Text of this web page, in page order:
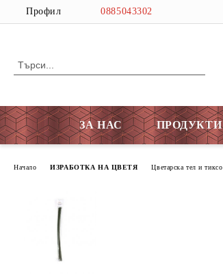
Профил 0885043302
ЗА НАС ПРОДУКТИ
Начало ИЗРАБОТКА НА ЦВЕТЯ Цветарска тел и тиксо